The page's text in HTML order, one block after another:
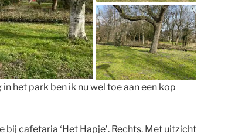
het park ben ik nu wel toe aan een kop
bij cafetaria ‘Het Hapje’. Rechts. Met uitzicht